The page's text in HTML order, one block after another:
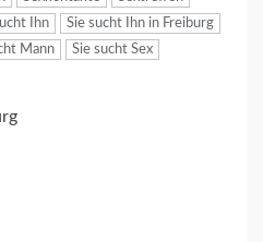
Ihn
Sie sucht Ihn in Freiburg
Mann Sie sucht Sex